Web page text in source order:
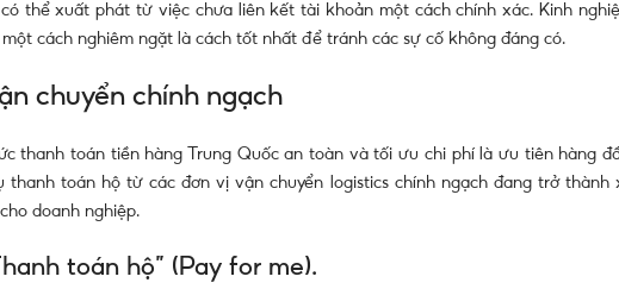
thể xuất phát từ việc chưa liên kết tài khoản một cách chính xác. Kinh
cách nghiêm ngặt là cách tốt nhất để tránh các sự cố không đáng có.
chuyển chính ngạch
thanh toán tiền hàng Trung Quốc an toàn và tối ưu chi phí là ưu tiên hàng
toán hộ từ các đơn vị vận chuyển logistics chính ngạch đang trở thành
doanh nghiệp.
toán hộ” (Pay for me).